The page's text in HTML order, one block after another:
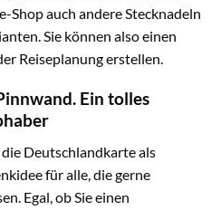
Shop auch andere Stecknadeln
Sie können also einen
Reiseplanung erstellen.
Ein tolles
die Deutschlandkarte als
für alle, die gerne
Egal, ob Sie einen